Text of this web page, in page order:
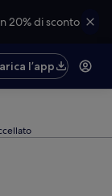
20% di sconto
l’app